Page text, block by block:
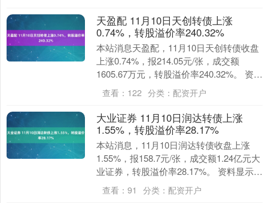
天盈配 11月10日天创转债上涨
0.74%，转股溢价率240.32%
本站消息天盈配，11月10日天创转债收盘
上涨0.74%，报214.05元/张，成交额
1605.67万元，转股溢价率240.32%。 资料
显示，天创转债信用级别为....
查看： 122 分类： 配资开户
大业证券 11月10日润达转债上涨
1.55%，转股溢价率28.17%
本站消息，11月10日润达转债收盘上涨
1.55%，报158.7元/张，成交额1.24亿元大
业证券，转股溢价率28.17%。 资料显示，
润达转债信用级别为“AA”....
查看： 91 分类： 配资开户